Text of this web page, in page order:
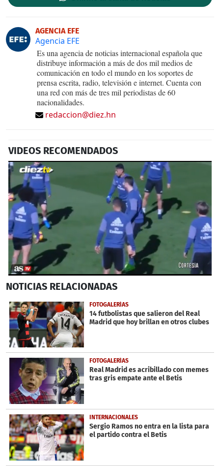
AGENCIA EFE
Agencia EFE
Es una agencia de noticias internacional española que
distribuye información a más de dos mil medios de
comunicación en todo el mundo en los soportes de
prensa escrita, radio, televisión e internet. Cuenta con
una red con más de tres mil periodistas de 60
nacionalidades.
redaccion@diez.hn
VIDEOS RECOMENDADOS
seconds
32
seconds
NOTICIAS RELACIONADAS
FOTOGALERÍAS
14 futbolistas que salieron del Real
Madrid que hoy brillan en otros clubes
FOTOGALERÍAS
Real Madrid es acribillado con memes
tras gris empate ante el Betis
INTERNACIONALES
Sergio Ramos no entra en la lista para
el partido contra el Betis